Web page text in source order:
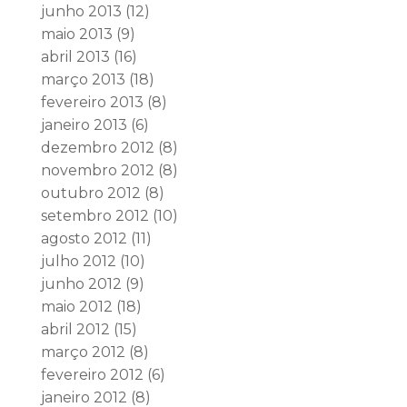
junho 2013 (12)
maio 2013 (9)
abril 2013 (16)
março 2013 (18)
fevereiro 2013 (8)
janeiro 2013 (6)
dezembro 2012 (8)
novembro 2012 (8)
outubro 2012 (8)
setembro 2012 (10)
agosto 2012 (11)
julho 2012 (10)
junho 2012 (9)
maio 2012 (18)
abril 2012 (15)
março 2012 (8)
fevereiro 2012 (6)
janeiro 2012 (8)